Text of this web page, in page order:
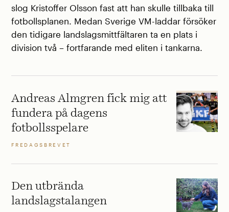
slog Kristoffer Olsson fast att han skulle tillbaka till
fotbollsplanen. Medan Sverige VM-laddar försöker
den tidigare landslagsmittfältaren ta en plats i
division två – fortfarande med eliten i tankarna.
Andreas Almgren fick mig att
fundera på dagens
fotbollsspelare
FREDAGSBREVET
Den utbrända
landslagstalangen